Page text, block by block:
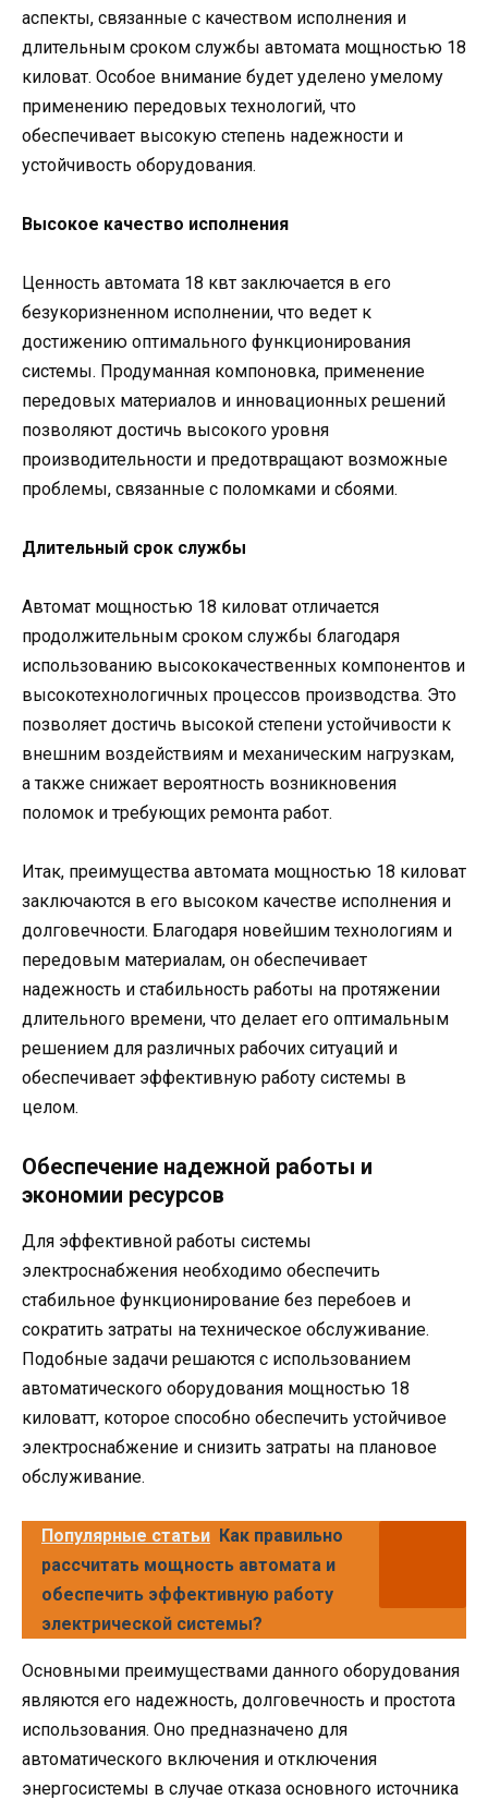
аспекты, связанные с качеством исполнения и
длительным сроком службы автомата мощностью 18
киловат. Особое внимание будет уделено умелому
применению передовых технологий, что
обеспечивает высокую степень надежности и
устойчивость оборудования.
Высокое качество исполнения
Ценность автомата 18 квт заключается в его
безукоризненном исполнении, что ведет к
достижению оптимального функционирования
системы. Продуманная компоновка, применение
передовых материалов и инновационных решений
позволяют достичь высокого уровня
производительности и предотвращают возможные
проблемы, связанные с поломками и сбоями.
Длительный срок службы
Автомат мощностью 18 киловат отличается
продолжительным сроком службы благодаря
использованию высококачественных компонентов и
высокотехнологичных процессов производства. Это
позволяет достичь высокой степени устойчивости к
внешним воздействиям и механическим нагрузкам,
а также снижает вероятность возникновения
поломок и требующих ремонта работ.
Итак, преимущества автомата мощностью 18 киловат
заключаются в его высоком качестве исполнения и
долговечности. Благодаря новейшим технологиям и
передовым материалам, он обеспечивает
надежность и стабильность работы на протяжении
длительного времени, что делает его оптимальным
решением для различных рабочих ситуаций и
обеспечивает эффективную работу системы в
целом.
Обеспечение надежной работы и
экономии ресурсов
Для эффективной работы системы
электроснабжения необходимо обеспечить
стабильное функционирование без перебоев и
сократить затраты на техническое обслуживание.
Подобные задачи решаются с использованием
автоматического оборудования мощностью 18
киловатт, которое способно обеспечить устойчивое
электроснабжение и снизить затраты на плановое
обслуживание.
Популярные статьи Как правильно
рассчитать мощность автомата и
обеспечить эффективную работу
электрической системы?
Основными преимуществами данного оборудования
являются его надежность, долговечность и простота
использования. Оно предназначено для
автоматического включения и отключения
энергосистемы в случае отказа основного источника